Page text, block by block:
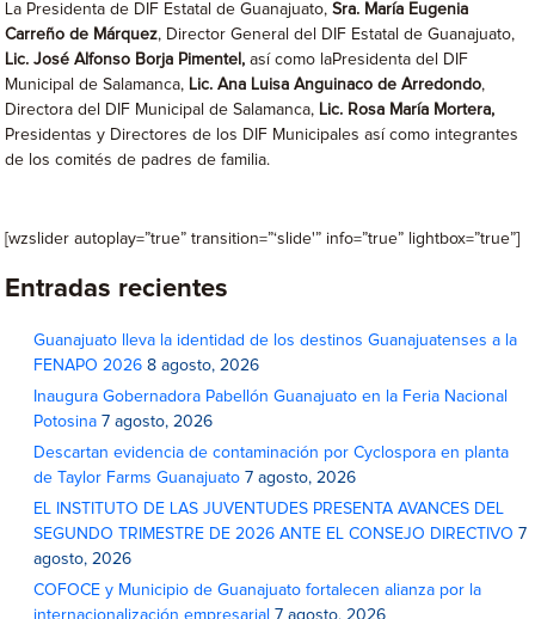
La Presidenta de DIF Estatal de Guanajuato,Sra. María Eugenia
Carreño de Márquez, Director General del DIF Estatal de Guanajuato,
Lic. José Alfonso Borja Pimentel,así como laPresidenta del DIF
Municipal de Salamanca, Lic. Ana Luisa Anguinaco de Arredondo,
Directora del DIF Municipal de Salamanca, Lic. Rosa María Mortera,
Presidentas y Directores de los DIF Municipales así como integrantes
de los comités de padres de familia.
[wzslider autoplay=”true” transition=”‘slide'” info=”true” lightbox=”true”]
Entradas recientes
Guanajuato lleva la identidad de los destinos Guanajuatenses a la
FENAPO 2026 8 agosto, 2026
Inaugura Gobernadora Pabellón Guanajuato en la Feria Nacional
Potosina 7 agosto, 2026
Descartan evidencia de contaminación por Cyclospora en planta
de Taylor Farms Guanajuato 7 agosto, 2026
EL INSTITUTO DE LAS JUVENTUDES PRESENTA AVANCES DEL
SEGUNDO TRIMESTRE DE 2026 ANTE EL CONSEJO DIRECTIVO 7
agosto, 2026
COFOCE y Municipio de Guanajuato fortalecen alianza por la
internacionalización empresarial 7 agosto, 2026